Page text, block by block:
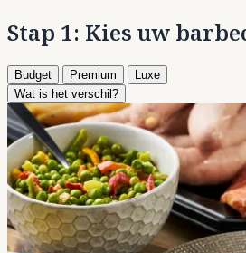
Stap 1: Kies uw
Budget Premium
Luxe
Wat is het verschil?